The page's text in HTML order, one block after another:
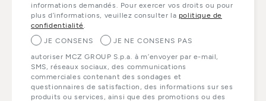
informations demandés. Pour exercer vos droits ou pour
plus d’informations, veuillez consulter la politique de
confidentialité
JE CONSENS
JE NE CONSENS PAS
autoriser MCZ GROUP S.p.a. à m’envoyer par e-mail,
SMS, réseaux sociaux, des communications
commerciales contenant des sondages et
questionnaires de satisfaction, des informations sur ses
produits ou services, ainsi que des promotions ou des